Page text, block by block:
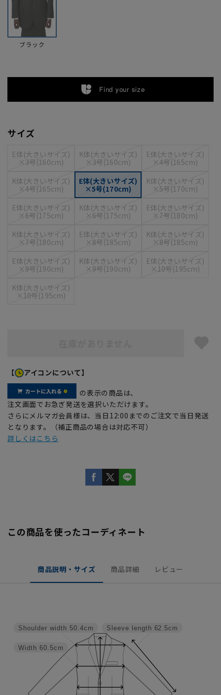
ブラック
Find your size
サイズ
E体(大きいサイズ)
×3号(160cm)
K体(大きいサイズ)
×3号(160cm)
E体(大きいサイズ)
×4号(165cm)
K体(大きいサイズ)
×4号(165cm)
E体(大きいサイズ)
×5号(170cm)
K体(大きいサイズ)
×5号(170cm)
E体(大きいサイズ)
×6号(175cm)
K体(大きいサイズ)
×6号(175cm)
E体(大きいサイズ)
×7号(180cm)
K体(大きいサイズ)
×7号(180cm)
E体(大きいサイズ)
×8号(185cm)
K体(大きいサイズ)
×8号(185cm)
E体(大きいサイズ)
×9号(190cm)
K体(大きいサイズ)
×9号(190cm)
E体(大きいサイズ)
×10号(195cm)
K体(大きいサイズ)
×10号(195cm)
【 アイコンについて】
の表示の商品は、
注文画面でお急ぎ発送を選択いただけます。
さらにメルマガ会員様は、当日12:00までのご注文で当日発送
となります。（補正商品の場合は対応不可）
詳しくはこちら
この商品を使ったコーディネート
商品説明・サイズ 商品詳細 レビュー
Sleeve length 62.5cm
Width 60.5cm
Shoulder width 50.4cm